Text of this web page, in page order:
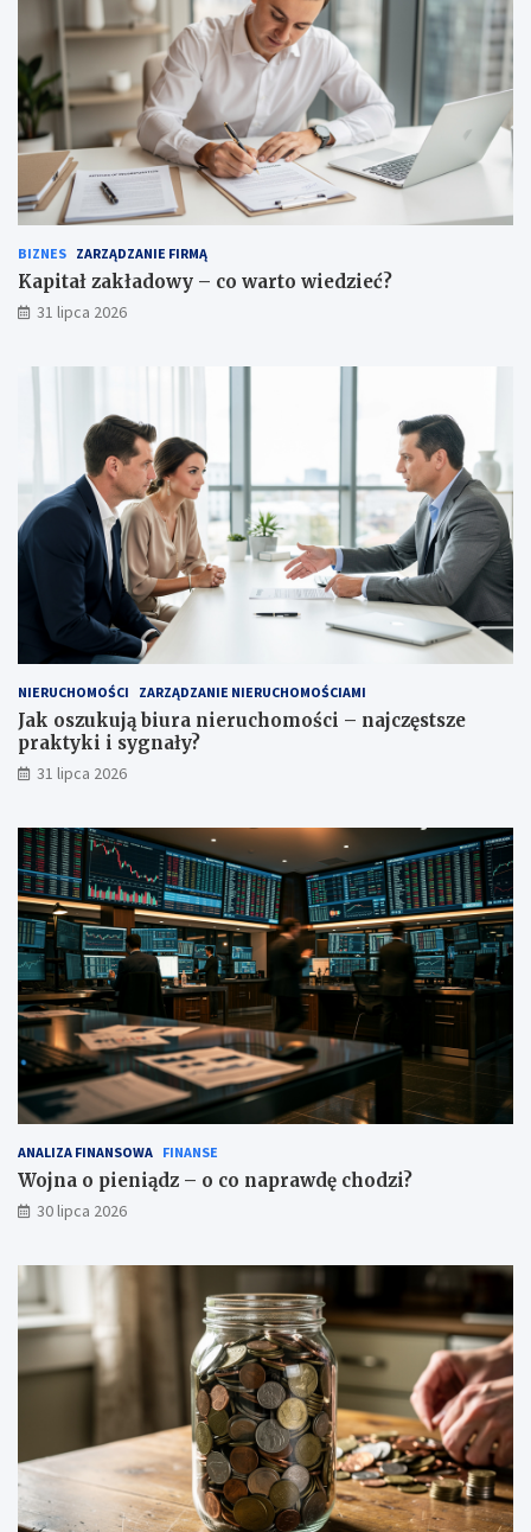
BIZNES ZARZĄDZANIE FIRMĄ
Kapitał zakładowy – co warto wiedzieć?
31 lipca 2026
NIERUCHOMOŚCI ZARZĄDZANIE NIERUCHOMOŚCIAMI
Jak oszukują biura nieruchomości – najczęstsze
praktyki i sygnały?
31 lipca 2026
ANALIZA FINANSOWA FINANSE
Wojna o pieniądz – o co naprawdę chodzi?
30 lipca 2026